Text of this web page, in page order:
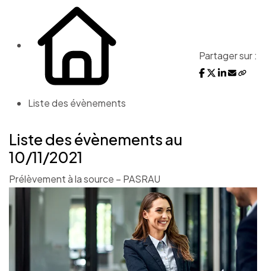
Liste des évènements
Partager sur :
Liste des évènements au
10/11/2021
Prélèvement à la source – PASRAU